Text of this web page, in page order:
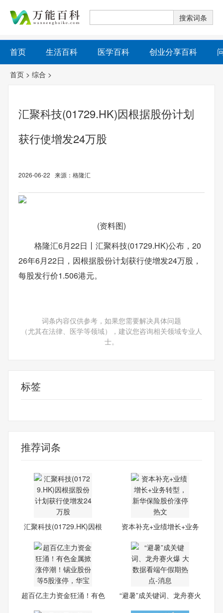
首页 生活百科 医学百科 创业分享百科
首页 > 综合 >
汇聚科技(01729.HK)因根据股份计划
获行使增发24万股
2026-06-22 来源：格隆汇
(资料图)
格隆汇6月22日丨汇聚科技(01729.HK)公布，20
26年6月22日，因根据股份计划获行使增发24万股，
每股发行价1.506港元。
词条内容仅供参考，如果您需要解决具体问题
（尤其在法律、医学等领域），建议您咨询相关领域专业人
士。
标签
推荐词条
汇聚科技(01729.HK)因根
资本补充+业绩增长+业务
超百亿主力资金狂涌！有色
“避暑”成关键词、龙舟赛火